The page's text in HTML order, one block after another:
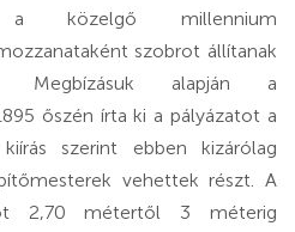
a közelgő millennium
szobrot állítanak
Megbízásuk alapján a
őszén írta ki a pályázatot a
szerint ebben kizárólag
vehettek részt. A
2,70 métertől 3 méterig